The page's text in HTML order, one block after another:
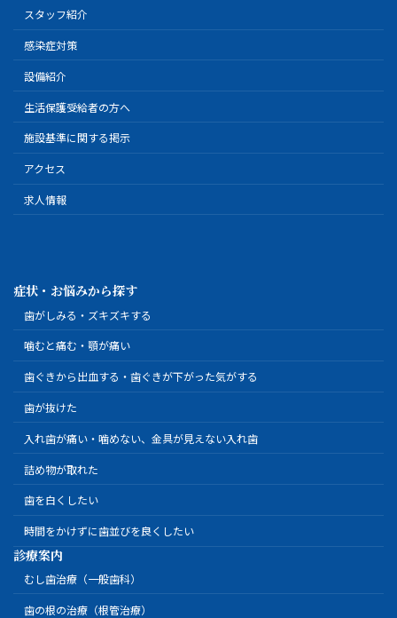
スタッフ紹介
感染症対策
設備紹介
生活保護受給者の方へ
施設基準に関する掲示
アクセス
求人情報
症状・お悩みから探す
歯がしみる・ズキズキする
噛むと痛む・顎が痛い
歯ぐきから出血する・歯ぐきが下がった気がする
歯が抜けた
入れ歯が痛い・噛めない、金具が見えない入れ歯
詰め物が取れた
歯を白くしたい
時間をかけずに歯並びを良くしたい
診療案内
むし歯治療（一般歯科）
歯の根の治療（根管治療）